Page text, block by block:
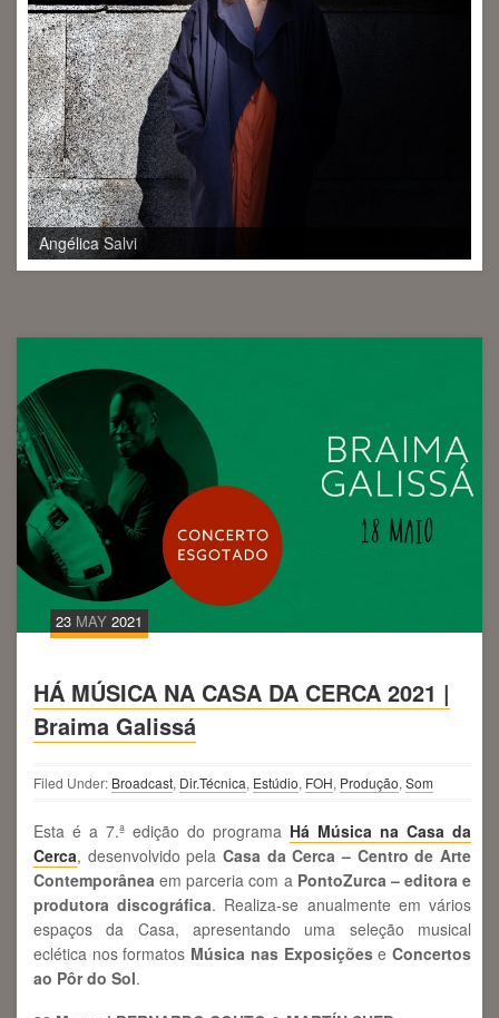
Angélica Salvi
23 MAY 2021
HÁ MÚSICA NA CASA DA CERCA 2021 |
Braima Galissá
Filed Under: Broadcast, Dir.Técnica, Estúdio, FOH, Produção, Som
Esta é a 7.ª edição do programa Há Música na Casa da
Cerca, desenvolvido pela Casa da Cerca – Centro de Arte
Contemporânea em parceria com a PontoZurca – editora e
produtora discográfica. Realiza-se anualmente em vários
espaços da Casa, apresentando uma seleção musical
eclética nos formatos Música nas ExposiçõeseConcertos
ao Pôr do Sol.